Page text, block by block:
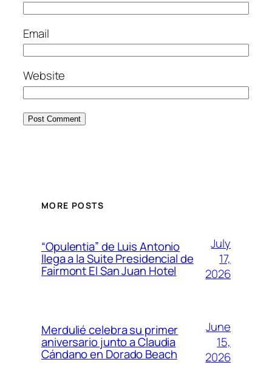
Email
Website
MORE POSTS
“Opulentia” de Luis Antonio
llega a la Suite Presidencial de
Fairmont El San Juan Hotel
July
17,
2026
Merdulié celebra su primer
aniversario junto a Claudia
Cándano en Dorado Beach
June
15,
2026